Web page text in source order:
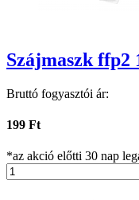
Szájmaszk ffp2
Bruttó fogyasztói ár:
199 Ft
*az akció előtti 30 nap